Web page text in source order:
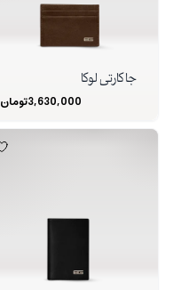
جا کارتی لوکا
3,630,000تومان